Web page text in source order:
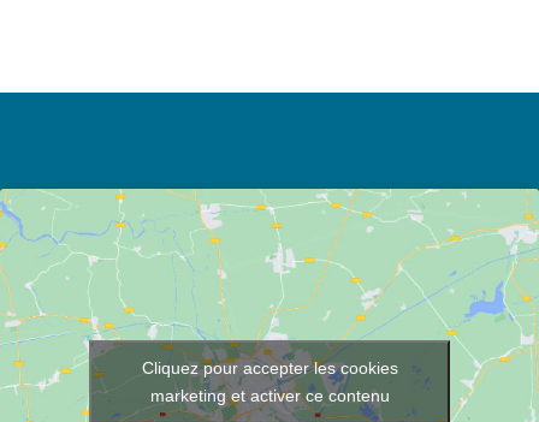
Cliquez pour accepter les cookies
marketing et activer ce contenu